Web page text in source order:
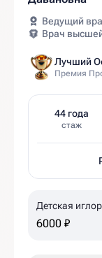
Ведущий
Врач
Лучший
Премия
44 года
стаж
Детская
6000 ₽